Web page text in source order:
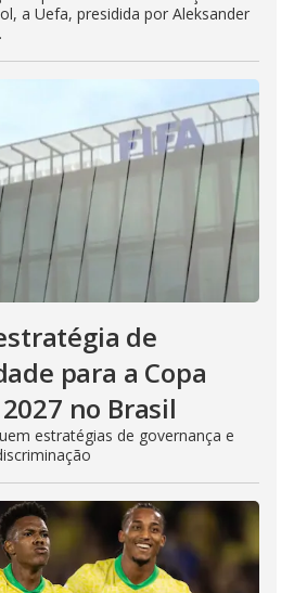
a Uefa, presidida por Aleksander
de
para a Copa
no Brasil
estratégias de governança e